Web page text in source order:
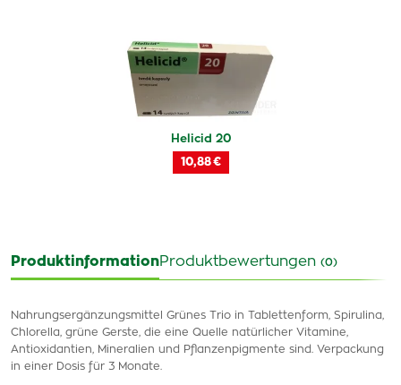
Helicid 20
10,88 €
ProduktinformationProduktbewertungen (0)
Nahrungsergänzungsmittel Grünes Trio in Tablettenform, Spirulina,
Chlorella, grüne Gerste, die eine Quelle natürlicher Vitamine,
Antioxidantien, Mineralien und Pflanzenpigmente sind. Verpackung
in einer Dosis für 3 Monate.